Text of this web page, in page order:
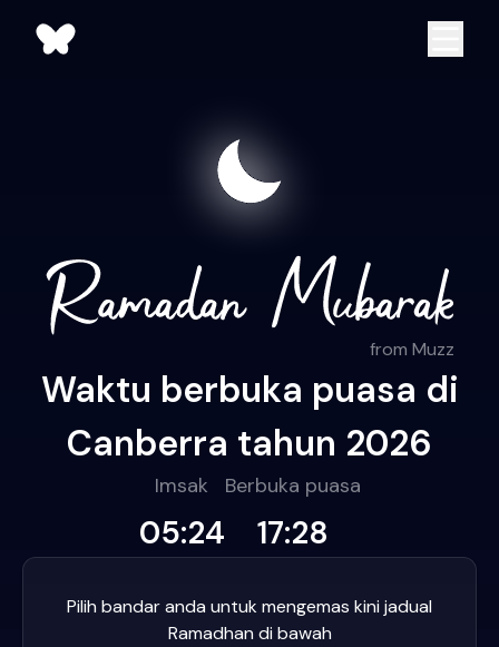
from Muzz
Waktu berbuka puasa di
Canberra tahun 2026
Imsak
05:24
Berbuka puasa
17:28
Pilih bandar anda untuk mengemas kini jadual
Ramadhan di bawah